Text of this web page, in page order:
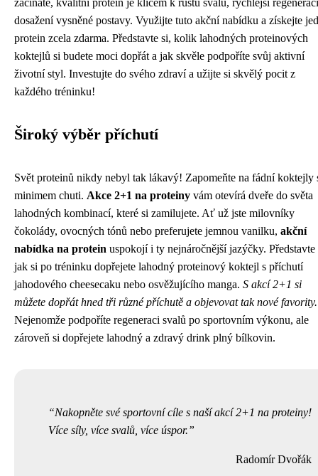
začínáte, kvalitní protein je klíčem k růstu svalů, rychlejší
dosažení vysněné postavy. Využijte tuto akční nabídku a získejte
protein zcela zdarma. Představte si, kolik lahodných proteinových
koktejlů si budete moci dopřát a jak skvěle podpoříte svůj aktivní
životní styl. Investujte do svého zdraví a užijte si skvělý pocit z
každého tréninku!
Široký výběr příchutí
Svět proteinů nikdy nebyl tak lákavý! Zapomeňte na fádní koktejly
minimem chuti. Akce 2+1 na proteiny vám otevírá dveře do světa
lahodných kombinací, které si zamilujete. Ať už jste milovníky
čokolády, ovocných tónů nebo preferujete jemnou vanilku, akční
nabídka na protein uspokojí i ty nejnáročnější jazýčky. Představte
jak si po tréninku dopřejete lahodný proteinový koktejl s příchutí
jahodového cheesecaku nebo osvěžujícího manga. S akcí 2+1 si
můžete dopřát hned tři různé příchutě a objevovat tak nové favority.
Nejenomže podpoříte regeneraci svalů po sportovním výkonu, ale
zároveň si dopřejete lahodný a zdravý drink plný bílkovin.
Nakopněte své sportovní cíle s naší akcí 2+1 na proteiny!
Více síly, více svalů, více úspor.
Radomír Dvořák